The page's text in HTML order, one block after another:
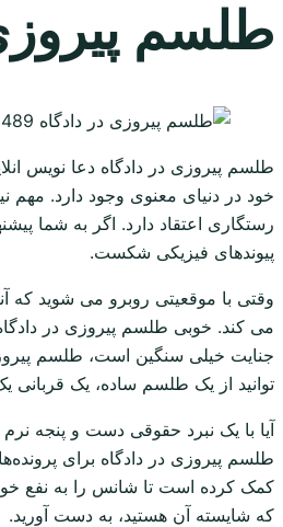
طلسم پیروزی
طلسم پیروزی در دادگاه دعا نویس
خود در دنیای معنوی وجود دارد.
رستگاری اعتقاد دارد. اگر به شما
پیوندهای فیزیکی شکست.
وقتی با موقعیتی روبرو می شوید که
می کند. خوبی طلسم پیروزی در
جنایت خیلی سنگین است، طلسم
توانید از یک طلسم ساده، یک قربانی
آیا با یک نبرد حقوقی دست و پنجه
طلسم پیروزی در دادگاه برای
کمک کرده است تا شانس را به نفع
که شایسته آن هستید، به دست آورید.